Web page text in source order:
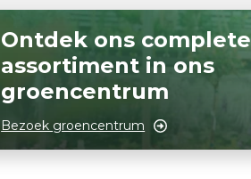
Ontdek ons complete
assortiment in ons
groencentrum
Bezoek groencentrum